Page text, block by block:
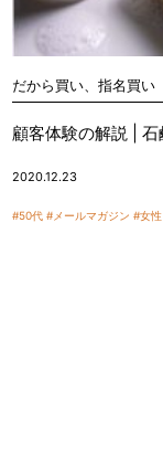
だから買い、指名買い
顧客体験の解説 |
2020.12.23
#50代 #メールマガジン #女性